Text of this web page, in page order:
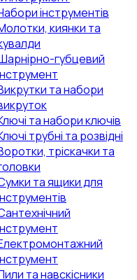
інструментів
киянки та
губцевий
та набори
та набори ключів
трубні та розвідні
тріскачки та
та ящики для
та навскісники